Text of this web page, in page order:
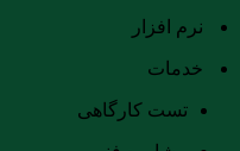
نرم افزار
خدمات
تست کارگاهی